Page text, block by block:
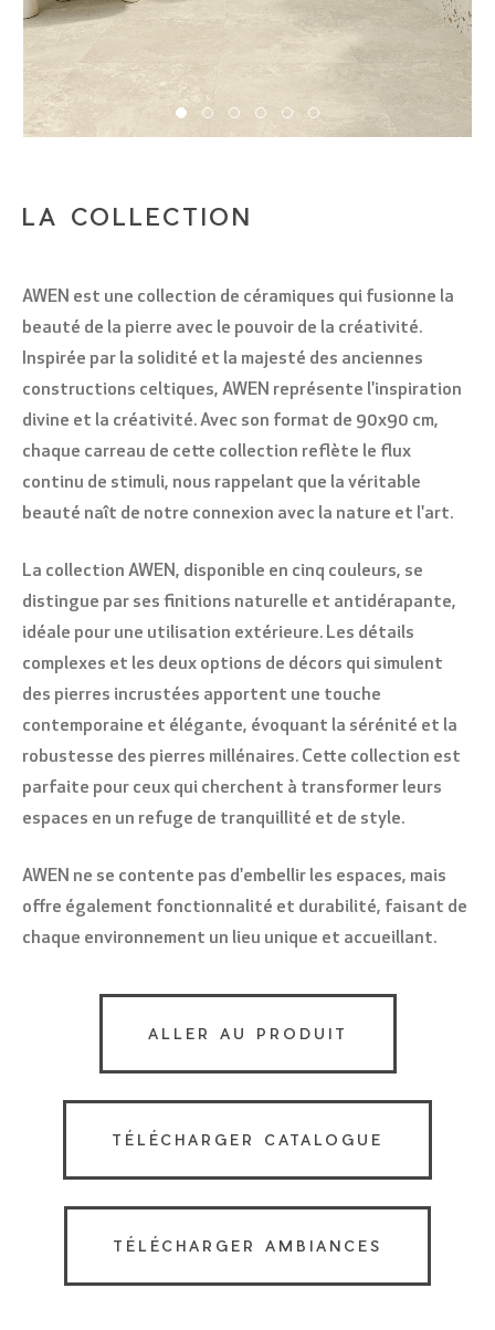
LA COLLECTION
AWEN est une collection de céramiques qui fusionne la
beauté de la pierre avec le pouvoir de la créativité.
Inspirée par la solidité et la majesté des anciennes
constructions celtiques, AWEN représente l'inspiration
divine et la créativité. Avec son format de 90x90 cm,
chaque carreau de cette collection reflète le flux
continu de stimuli, nous rappelant que la véritable
beauté naît de notre connexion avec la nature et l'art.
La collection AWEN, disponible en cinq couleurs, se
distingue par ses finitions naturelle et antidérapante,
idéale pour une utilisation extérieure. Les détails
complexes et les deux options de décors qui simulent
des pierres incrustées apportent une touche
contemporaine et élégante, évoquant la sérénité et la
robustesse des pierres millénaires. Cette collection est
parfaite pour ceux qui cherchent à transformer leurs
espaces en un refuge de tranquillité et de style.
AWEN ne se contente pas d'embellir les espaces, mais
offre également fonctionnalité et durabilité, faisant de
chaque environnement un lieu unique et accueillant.
ALLER AU PRODUIT
TÉLÉCHARGER CATALOGUE
TÉLÉCHARGER AMBIANCES